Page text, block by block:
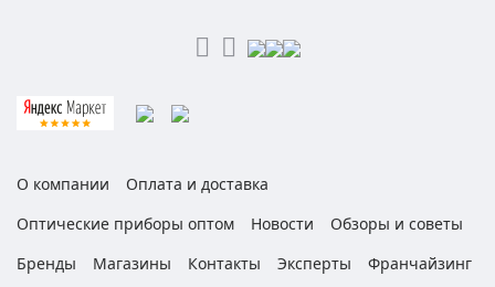
О компании
Оплата и доставка
Оптические приборы оптом
Новости
Обзоры и советы
Бренды
Магазины Контакты Эксперты
Франчайзинг